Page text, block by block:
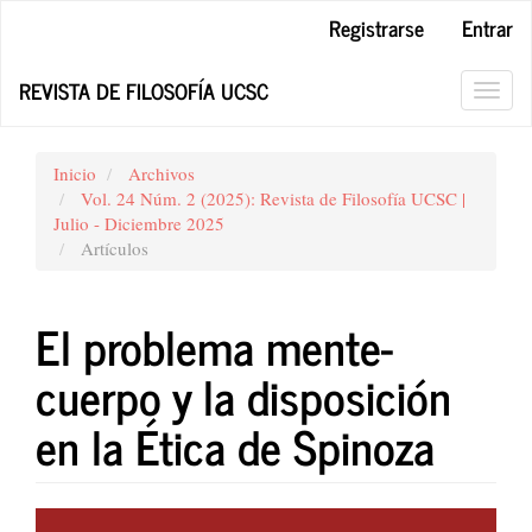
principal
Registrarse
Entrar
REVISTA DE FILOSOFÍA UCSC
Inicio
Archivos
Vol. 24 Núm. 2 (2025): Revista de Filosofía UCSC |
Julio - Diciembre 2025
Artículos
El problema mente-
cuerpo y la disposición
en la Ética de Spinoza